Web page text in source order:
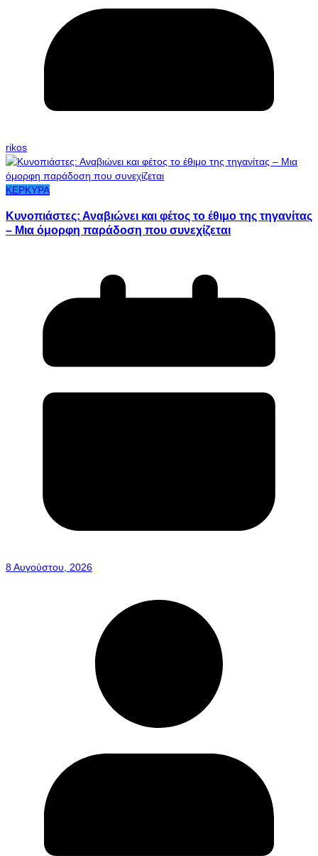
rikos
ΚΕΡΚΥΡΑ
Κυνοπιάστες: Αναβιώνει και φέτος το έθιμο της τηγανίτας
– Μια όμορφη παράδοση που συνεχίζεται
8 Αυγούστου, 2026